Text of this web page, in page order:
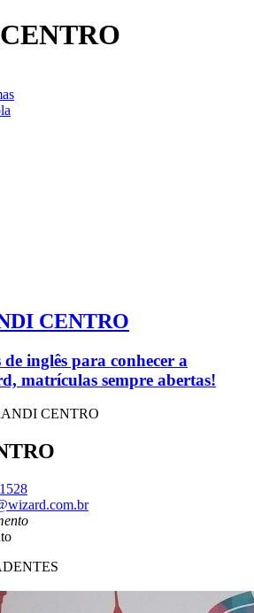
CENTRO
inglês para conhecer a
matrículas sempre abertas!
CENTRO